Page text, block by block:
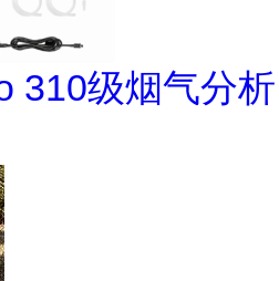
310级烟气分析